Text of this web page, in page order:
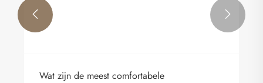
Wat zijn de meest comfortabele
 